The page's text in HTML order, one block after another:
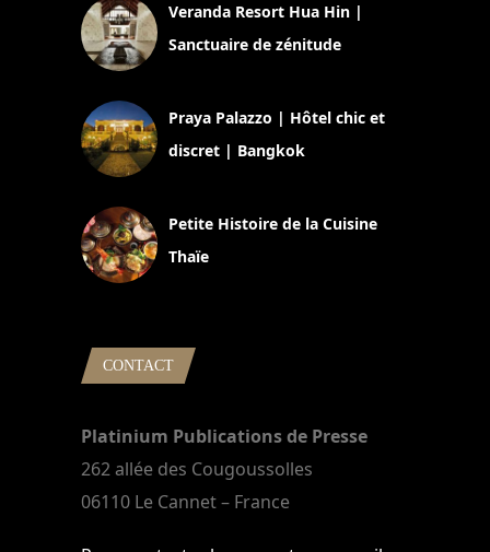
Veranda Resort Hua Hin |
Sanctuaire de zénitude
Praya Palazzo | Hôtel chic et
discret | Bangkok
Petite Histoire de la Cuisine
Thaïe
CONTACT
Platinium Publications de Presse
262 allée des Cougoussolles
06110 Le Cannet – France